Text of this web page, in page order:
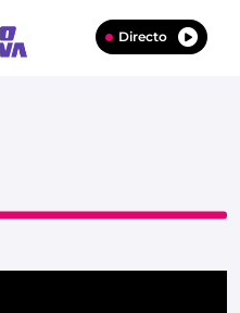
Directo